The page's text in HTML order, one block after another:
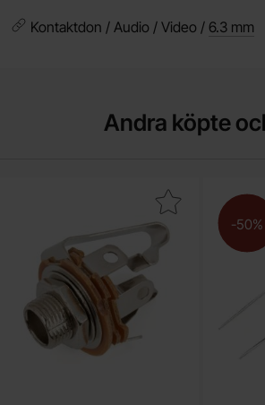
Kontaktdon / Audio / Video / 6.3 mm
Andra köpte
Makera 6.3mm hona 3-pol stereo chassie
-50%